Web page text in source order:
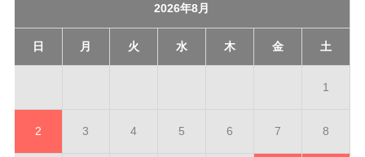
2026年8月
日 月 火 水 木 金 土
1
2 3 4 5 6 7 8